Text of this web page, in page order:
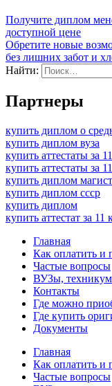
Получите диплом
доступной цене
Обретите новые
без лишних забот и
Найти:
Партнеры
купить диплом о
купить диплом вуза
купить аттестаты за
купить аттестаты за
купить диплом
купить диплом ссср
купить диплом
купить аттестат за 11
Главная
Как оплатить и
Частые вопросы
ВУЗы,
Контакты
Где можно
Где купить
Документы
Главная
Как оплатить и
Частые вопросы